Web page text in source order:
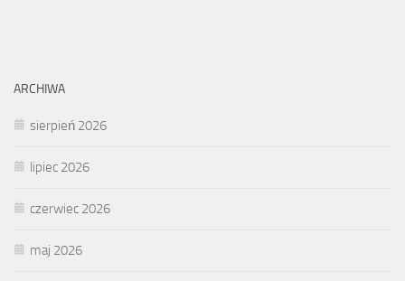
ARCHIWA
sierpień 2026
lipiec 2026
czerwiec 2026
maj 2026